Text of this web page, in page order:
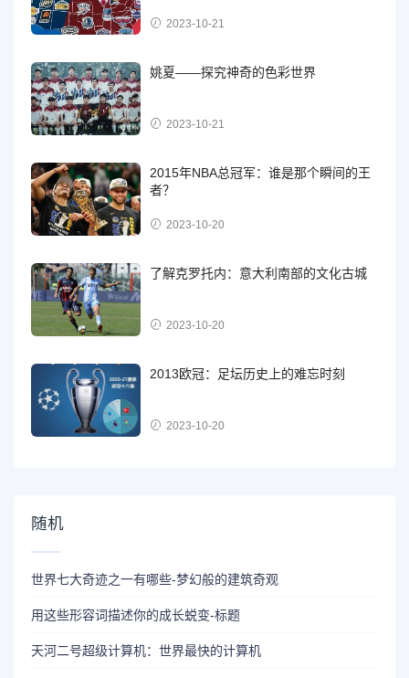
2023-10-21
姚夏——探究神奇的色彩世界
2023-10-21
2015年NBA总冠军：谁是那个瞬间的王
者？
2023-10-20
了解克罗托内：意大利南部的文化古城
2023-10-20
2013欧冠：足坛历史上的难忘时刻
2023-10-20
随机
世界七大奇迹之一有哪些-梦幻般的建筑奇观
用这些形容词描述你的成长蜕变-标题
天河二号超级计算机：世界最快的计算机